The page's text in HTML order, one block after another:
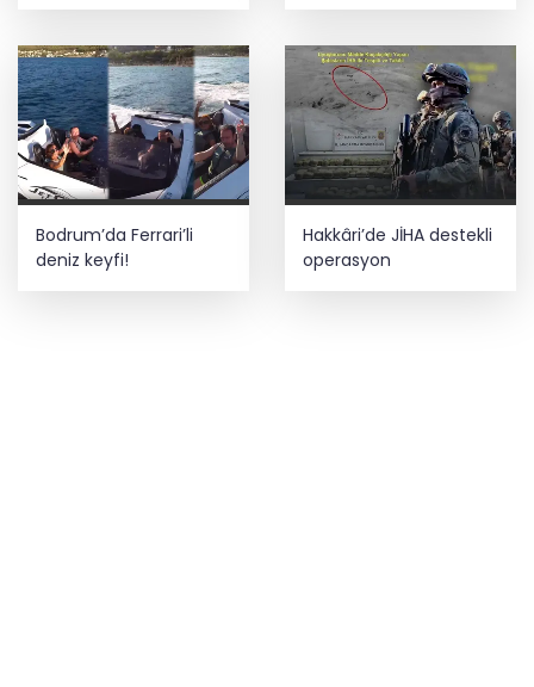
Bodrum’da Ferrari’li
deniz keyfi!
Hakkâri’de JİHA destekli
operasyon